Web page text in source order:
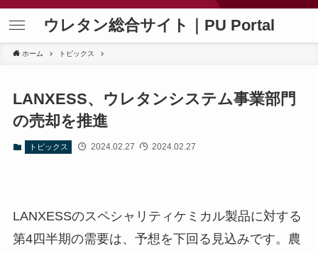
ウレタン総合サイト｜PU Portal
ホーム トピックス
LANXESS、ウレタンシステム事業部門
の売却を推進
トピックス 2024.02.27 2024.02.27
LANXESSのスペシャリティケミカル製品に対する
第4四半期の需要は、予想を下回る見込みです。農